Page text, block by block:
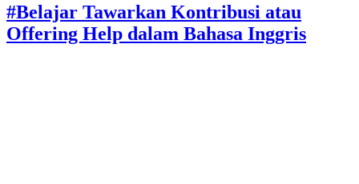
#Belajar Tawarkan Kontribusi atau
Offering Help dalam Bahasa Inggris